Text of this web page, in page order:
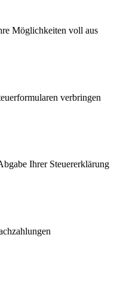
Möglichkeiten voll aus
verbringen
Ihrer Steuererklärung